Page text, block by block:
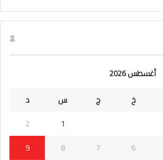
أغسطس 2026
خ ج س
د
1
2
6
7
8
9